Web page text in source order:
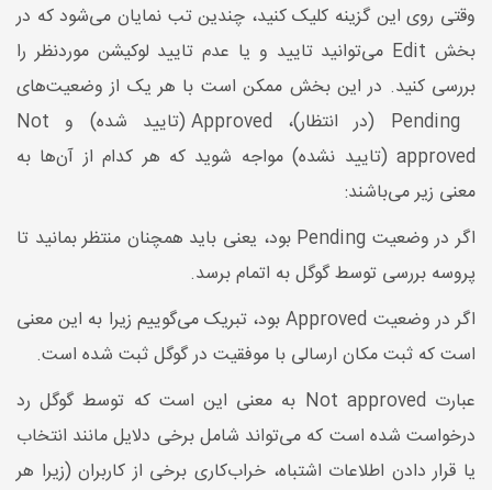
وقتی روی این گزینه کلیک کنید، چندین تب نمایان می‌شود که در
بخش Edit می‌توانید تایید و یا عدم تایید لوکیشن موردنظر را
بررسی کنید. در این بخش ممکن است با هر یک از وضعیت‌های
Pending (در انتظار)، Approved (تایید شده) و Not
approved (تایید نشده) مواجه شوید که هر کدام از آن‌ها به
معنی زیر می‌باشند:
اگر در وضعیت Pending بود، یعنی باید همچنان منتظر بمانید تا
پروسه بررسی توسط گوگل به اتمام برسد.
اگر در وضعیت Approved بود، تبریک می‌گوییم زیرا به این معنی
است که ثبت مکان ارسالی با موفقیت در گوگل ثبت شده است.
عبارت Not approved به معنی این است که توسط گوگل رد
درخواست شده است که می‌تواند شامل برخی دلایل مانند انتخاب
یا قرار دادن اطلاعات اشتباه، خراب‌کاری برخی از کاربران (زیرا هر